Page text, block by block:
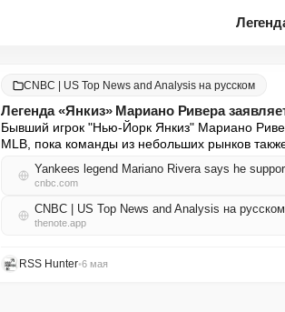
CNBC | US Top News and Analysis на русском
Легенда «Янкиз» Мариано Ривера
Бывший игрок "Нью-Йорк Янкиз" Мариано
MLB, пока команды из небольших рынков также
Yankees legend Mariano Rivera says he
cnbc.com
CNBC | US Top News and Analysis на
thenote.app
RSS Hunter•6 мая